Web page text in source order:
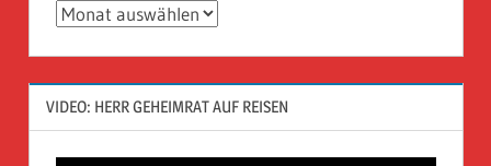
Archiv
VIDEO: HERR GEHEIMRAT AUF REISEN